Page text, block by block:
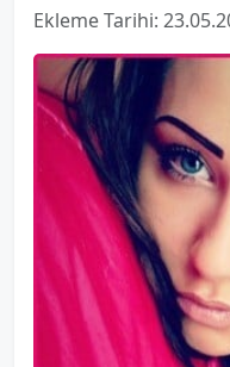
Ekleme Tarihi: